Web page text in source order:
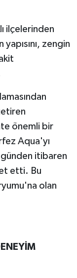
ilçelerinden
zengin
önemli bir
Aqua'yı
günden itibaren
etti. Bu
olan